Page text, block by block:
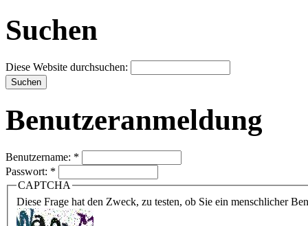
Suchen
Diese Website durchsuchen:
Benutzeranmeldung
Benutzername: *
Passwort: *
CAPTCHA
Diese Frage hat den Zweck, zu testen, ob Sie ein menschlicher